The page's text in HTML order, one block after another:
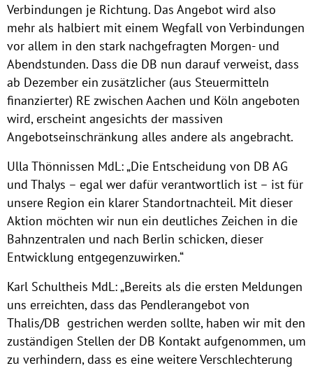
Verbindungen je Richtung. Das Angebot wird also
mehr als halbiert mit einem Wegfall von Verbindungen
vor allem in den stark nachgefragten Morgen- und
Abendstunden. Dass die DB nun darauf verweist, dass
ab Dezember ein zusätzlicher (aus Steuermitteln
finanzierter) RE zwischen Aachen und Köln angeboten
wird, erscheint angesichts der massiven
Angebotseinschränkung alles andere als angebracht.
Ulla Thönnissen MdL: „Die Entscheidung von DB AG
und Thalys – egal wer dafür verantwortlich ist – ist für
unsere Region ein klarer Standortnachteil. Mit dieser
Aktion möchten wir nun ein deutliches Zeichen in die
Bahnzentralen und nach Berlin schicken, dieser
Entwicklung entgegenzuwirken.“
Karl Schultheis MdL: „Bereits als die ersten Meldungen
uns erreichten, dass das Pendlerangebot von
Thalis/DB gestrichen werden sollte, haben wir mit den
zuständigen Stellen der DB Kontakt aufgenommen, um
zu verhindern, dass es eine weitere Verschlechterung